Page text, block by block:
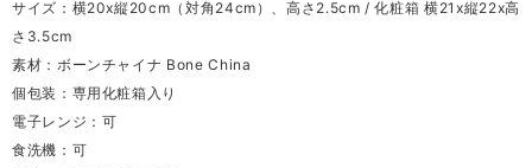
サイズ：横20x縦20cm（対角24cm）、高さ2.5cm / 化粧箱 横21x縦22x高
さ3.5cm
素材：ボーンチャイナ Bone China
個包装：専用化粧箱入り
電子レンジ：可
食洗機：可